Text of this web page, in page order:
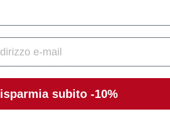
sfasata.
subito -10%